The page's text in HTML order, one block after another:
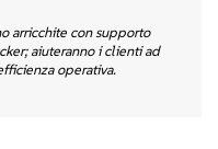
arricchite con supporto
aiuteranno i clienti ad
operativa.